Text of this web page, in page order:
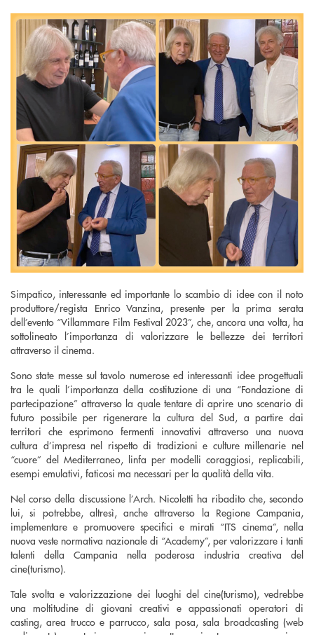
Simpatico, interessante ed importante lo scambio di idee con il noto
produttore/regista Enrico Vanzina, presente per la prima serata
dell’evento “Villammare Film Festival 2023”, che, ancora una volta, ha
sottolineato l’importanza di valorizzare le bellezze dei territori
attraverso il cinema.
Sono state messe sul tavolo numerose ed interessanti idee progettuali
tra le quali l’importanza della costituzione di una “Fondazione di
partecipazione” attraverso la quale tentare di aprire uno scenario di
futuro possibile per rigenerare la cultura del Sud, a partire dai
territori che esprimono fermenti innovativi attraverso una nuova
cultura d’impresa nel rispetto di tradizioni e culture millenarie nel
“cuore” del Mediterraneo, linfa per modelli coraggiosi, replicabili,
esempi emulativi, faticosi ma necessari per la qualità della vita.
Nel corso della discussione l’Arch. Nicoletti ha ribadito che, secondo
lui, si potrebbe, altresì, anche attraverso la Regione Campania,
implementare e promuovere specifici e mirati “ITS cinema”, nella
nuova veste normativa nazionale di “Academy”, per valorizzare i tanti
talenti della Campania nella poderosa industria creativa del
cine(turismo).
Tale svolta e valorizzazione dei luoghi del cine(turismo), vedrebbe
una moltitudine di giovani creativi e appassionati operatori di
casting, area trucco e parrucco, sala posa, sala broadcasting (web